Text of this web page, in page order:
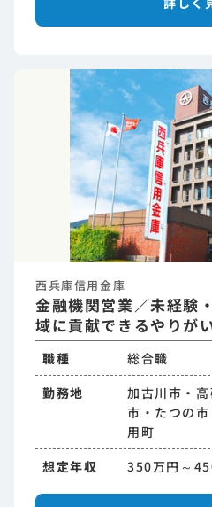
西兵庫信用金庫
金融機関営業／未経験
域に貢献できるやりが
職種
総合職
勤務地
加古川市・
市・たつの
用町
想定年収
350万円～